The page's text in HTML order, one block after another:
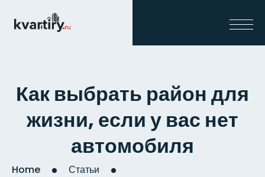
Как выбрать район для
жизни, если у вас нет
автомобиля
Home
Статьи